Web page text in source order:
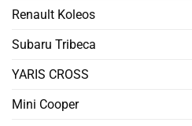
Renault Koleos
Subaru Tribeca
YARIS CROSS
Mini Cooper